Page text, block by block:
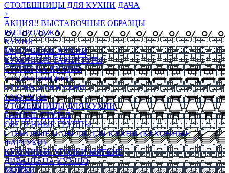
СТОЛЕШНИЦЫ ДЛЯ КУХНИ ДАЧА
×
АКЦИЯ!! ВЫСТАВОЧНЫЕ ОБРАЗЦЫ
РАСПРОДАЖА
КУХНЯ
МОДУЛЬНЫЕ КУХНИ
КУХОННЫЕ ГАРНИТУРЫ
СТОЛЫ НА КУХНЮ
СТОЛЫ КНИЖКИ
СТУЛЬЯ ДЛЯ КУХНИ
ТАБУРЕТЫ
СТОЛЕШНИЦЫ ДЛЯ КУХНИ
БАРНЫЕ СТУЛЬЯ
ОБЕДЕННЫЕ ГРУППЫ
СТЕНОВЫЕ ПАНЕЛИ ДЛЯ КУХНИ (КУХОННЫЕ
ФАРТУКИ)
КУХОННЫЕ УГОЛКИ МЯГКИЕ
ДИВАНЫ НА КУХНЮ
МОЙКИ